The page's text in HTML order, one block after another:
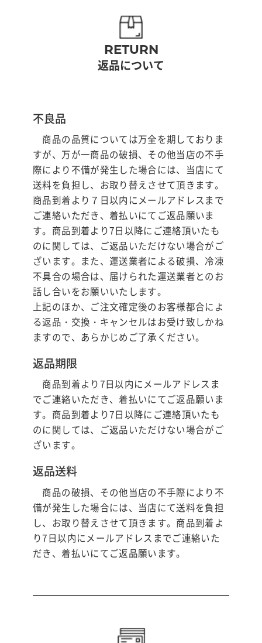
RETURN
返品について
不良品
商品の品質については万全を期しておりま
すが、万が一商品の破損、その他当店の不手
際により不備が発生した場合には、当店にて
送料を負担し、お取り替えさせて頂きます。
商品到着より７日以内にメールアドレスまで
ご連絡いただき、着払いにてご返品願いま
す。商品到着より7日以降にご連絡頂いたも
のに関しては、ご返品いただけない場合がご
ざいます。また、運送業者による破損、冷凍
不具合の場合は、届けられた運送業者とのお
話し合いをお願いいたします。
上記のほか、ご注文確定後のお客様都合によ
る返品・交換・キャンセルはお受け致しかね
ますので、あらかじめご了承ください。
返品期限
商品到着より7日以内にメールアドレスま
でご連絡いただき、着払いにてご返品願いま
す。商品到着より7日以降にご連絡頂いたも
のに関しては、ご返品いただけない場合がご
ざいます。
返品送料
商品の破損、その他当店の不手際により不
備が発生した場合には、当店にて送料を負担
し、お取り替えさせて頂きます。商品到着よ
り7日以内にメールアドレスまでご連絡いた
だき、着払いにてご返品願います。